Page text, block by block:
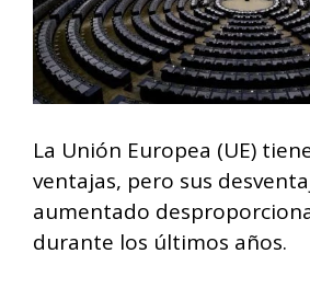
La Unión Europea (UE)
ventajas, pero sus
aumentado
durante los últimos años.